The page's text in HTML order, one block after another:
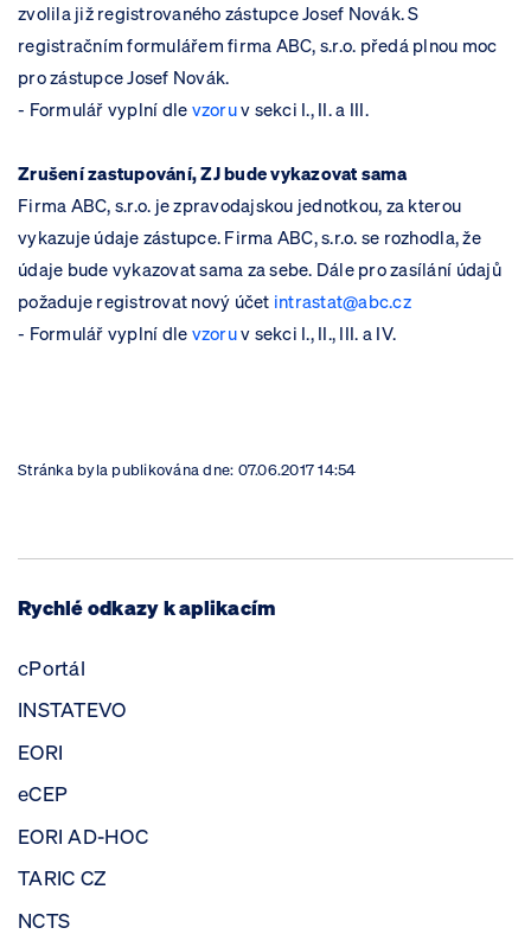
zvolila již registrovaného zástupce Josef Novák. S
registračním formulářem firma ABC, s.r.o. předá plnou moc
pro zástupce Josef Novák.
- Formulář vyplní dle vzoruv sekci I., II. a III.
Zrušení zastupování, ZJ bude vykazovat sama
Firma ABC, s.r.o. je zpravodajskou jednotkou, za kterou
vykazuje údaje zástupce. Firma ABC, s.r.o. se rozhodla, že
údaje bude vykazovat sama za sebe. Dále pro zasílání údajů
požaduje registrovat nový účet intrastat@abc.cz
- Formulář vyplní dle vzoruv sekci I., II., III. a IV.
Stránka byla publikována dne: 07.06.2017 14:54
Rychlé odkazy k aplikacím
cPortál
INSTATEVO
EORI
eCEP
EORI AD-HOC
TARIC CZ
NCTS